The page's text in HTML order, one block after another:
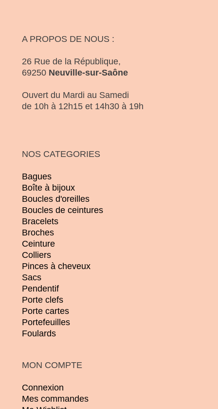
A PROPOS DE NOUS :
26 Rue de la République,
69250 Neuville-sur-Saône
Ouvert du Mardi au Samedi
de 10h à 12h15 et 14h30 à 19h
NOS CATEGORIES
Bagues
Boîte à bijoux
Boucles d'oreilles
Boucles de ceintures
Bracelets
Broches
Ceinture
Colliers
Pinces à cheveux
Sacs
Pendentif
Porte clefs
Porte cartes
Portefeuilles
Foulards
MON COMPTE
Connexion
Mes commandes